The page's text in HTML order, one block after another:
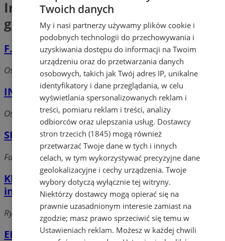
Instalacje elektryczne, gazowe i
grzewcze
F.U.H. EWA
Osiedle Księcia Władysława, 44-240 Żory
INSAN-PROJEKT WÓJCIK
Os. Księcia Władysława, 44-240 Żory
SIS SERVICE P.U.H.
Fabryczna, 44-240 Żory
Klimosz Sp. z o.o. Sklep z art.
instalacyjnymi
Rybnicka, 44-240 Żory
ELEKTROMONTEX
Twoich danych
My i nasi partnerzy używamy plików cookie i
podobnych technologii do przechowywania i
uzyskiwania dostępu do informacji na Twoim
urządzeniu oraz do przetwarzania danych
osobowych, takich jak Twój adres IP, unikalne
identyfikatory i dane przeglądania, w celu
wyświetlania spersonalizowanych reklam i
treści, pomiaru reklam i treści, analizy
odbiorców oraz ulepszania usług. Dostawcy
stron trzecich (1845) mogą również
przetwarzać Twoje dane w tych i innych
celach, w tym wykorzystywać precyzyjne dane
geolokalizacyjne i cechy urządzenia. Twoje
wybory dotyczą wyłącznie tej witryny.
Niektórzy dostawcy mogą opierać się na
prawnie uzasadnionym interesie zamiast na
zgodzie; masz prawo sprzeciwić się temu w
Ustawieniach reklam. Możesz w każdej chwili